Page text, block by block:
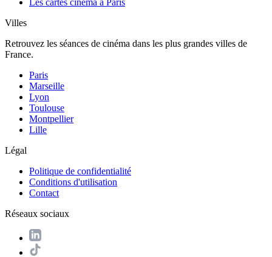
Villes
Retrouvez les séances de cinéma dans les plus grandes villes de
France.
Paris
Marseille
Lyon
Toulouse
Montpellier
Lille
Légal
Politique de confidentialité
Conditions d'utilisation
Contact
Réseaux sociaux